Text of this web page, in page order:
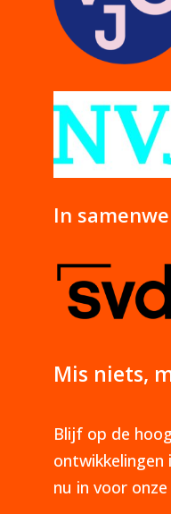
In
Mis niets,
Blijf op de
ontwikkelingen
nu in voor